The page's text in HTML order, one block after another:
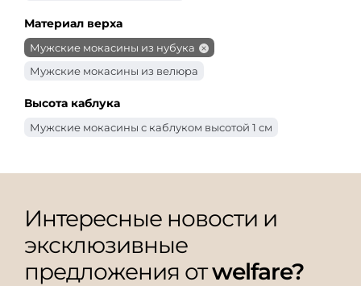
Материал верха
Мужские мокасины из нубука
Мужские мокасины из велюра
Высота каблука
Мужские мокасины с каблуком высотой 1 см
Интересные новости и
эксклюзивные
предложения отwelfare?